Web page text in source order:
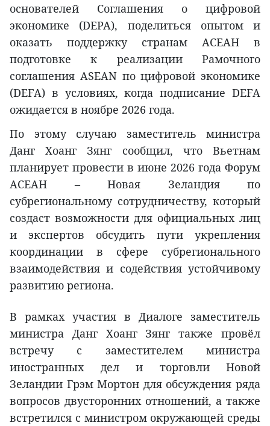
основателей Соглашения о цифровой
экономике (DEPA), поделиться опытом и
оказать поддержку странам АСЕАН в
подготовке к реализации Рамочного
соглашения ASEAN по цифровой экономике
(DEFA) в условиях, когда подписание DEFA
ожидается в ноябре 2026 года.
По этому случаю заместитель министра
Данг Хоанг Зянг сообщил, что Вьетнам
планирует провести в июне 2026 года Форум
АСЕАН – Новая Зеландия по
субрегиональному сотрудничеству, который
создаст возможности для официальных лиц
и экспертов обсудить пути укрепления
координации в сфере субрегионального
взаимодействия и содействия устойчивому
развитию региона.
В рамках участия в Диалоге заместитель
министра Данг Хоанг Зянг также провёл
встречу с заместителем министра
иностранных дел и торговли Новой
Зеландии Грэм Мортон для обсуждения ряда
вопросов двусторонних отношений, а также
встретился с министром окружающей среды